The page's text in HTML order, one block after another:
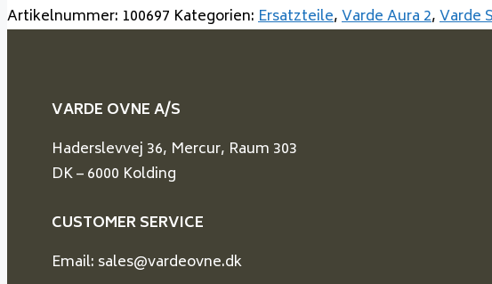
Artikelnummer: 100697 Kategorien:Ersatzteile,Varde Aura 2,Varde
VARDE OVNE A/S
Haderslevvej 36, Mercur, Raum 303
DK – 6000 Kolding
CUSTOMER SERVICE
Email: sales@vardeovne.dk